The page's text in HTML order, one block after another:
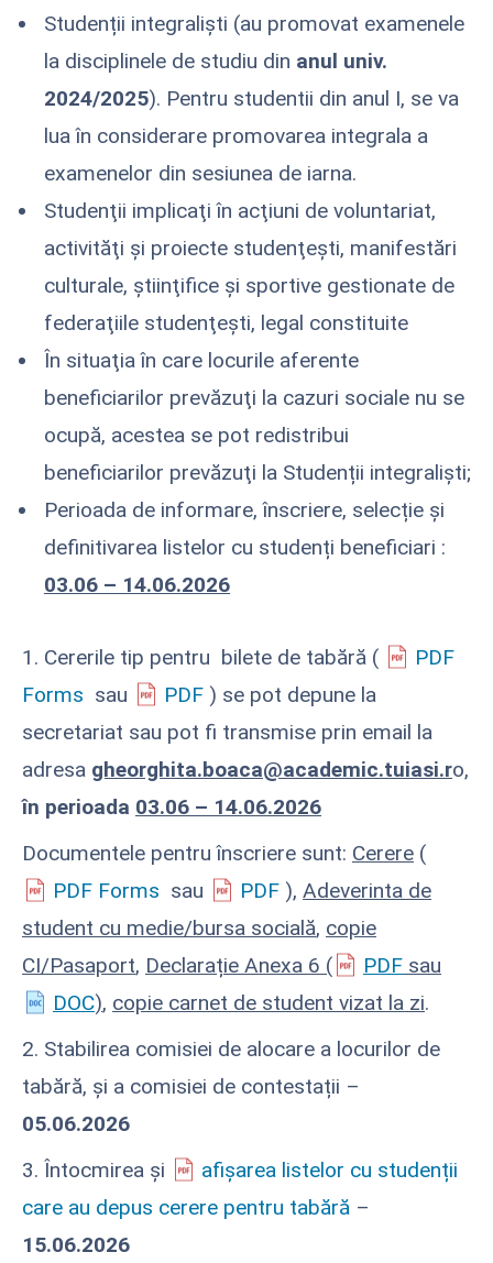
Studenții integraliști (au promovat examenele
la disciplinele de studiu din anul univ.
2024/2025). Pentru studentii din anul I, se va
lua în considerare promovarea integrala a
examenelor din sesiunea de iarna.
Studenţii implicaţi în acţiuni de voluntariat,
activităţi şi proiecte studenţeşti, manifestări
culturale, ştiinţifice şi sportive gestionate de
federaţiile studenţeşti, legal constituite
În situaţia în care locurile aferente
beneficiarilor prevăzuţi la cazuri sociale nu se
ocupă, acestea se pot redistribui
beneficiarilor prevăzuţi la Studenții integraliști;
Perioada de informare, înscriere, selecție și
definitivarea listelor cu studenți beneficiari :
03.06 – 14.06.2026
1. Cererile tip pentru bilete de tabără (
PDF
Forms sau PDF ) se pot depune la
secretariat sau pot fi transmise prin email la
adresa gheorghita.boaca@academic.tuiasi.ro,
în perioada 03.06 – 14.06.2026
Documentele pentru înscriere sunt: Cerere (
PDF Forms sau PDF ), Adeverinta de
student cu medie/bursa socială, copie
CI/Pasaport, Declarație Anexa 6 ( PDF sau
DOC), copie carnet de student vizat la zi.
2. Stabilirea comisiei de alocare a locurilor de
tabără, și a comisiei de contestații –
05.06.2026
3. Întocmirea și
afișarea listelor cu studenții
care au depus cerere pentru tabără –
15.06.2026